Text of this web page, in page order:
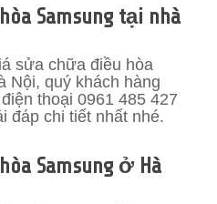
Samsung tại nhà
sửa chữa điều hòa
Nội, quý khách hàng
thoại 0961 485 427
đáp chi tiết nhất nhé.
Samsung ở Hà